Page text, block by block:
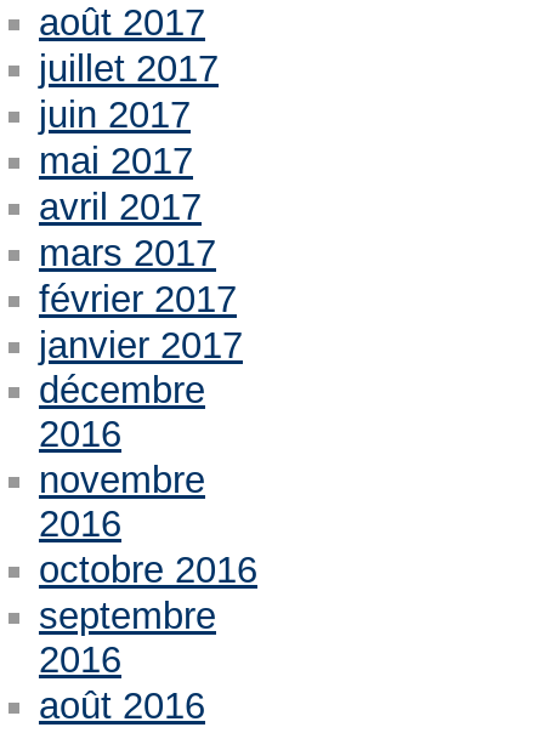
août 2017
juillet 2017
juin 2017
mai 2017
avril 2017
mars 2017
février 2017
janvier 2017
décembre
2016
novembre
2016
octobre 2016
septembre
2016
août 2016